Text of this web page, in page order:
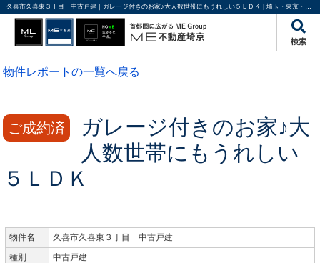
久喜市久喜東３丁目 中古戸建｜ガレージ付きのお家♪大人数世帯にもうれしい５ＬＤＫ | 埼玉・東京・千葉の不動産のことならME不動産埼京
検索
物件レポートの一覧へ戻る
ご成約済
ガレージ付きのお家♪大
人数世帯にもうれしい
５ＬＤＫ
物件名
久喜市久喜東３丁目 中古戸建
種別
中古戸建